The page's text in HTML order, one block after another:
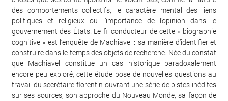
des comportements collectifs, le caractère mental des liens
politiques et religieux ou l’importance de l’opinion dans le
gouvernement des États. Le fil conducteur de cette « biographie
cognitive » est l’enquête de Machiavel : sa manière d’identifier et
construire dans le temps des objets de recherche. Née du constat
que Machiavel constitue un cas historique paradoxalement
encore peu exploré, cette étude pose de nouvelles questions au
travail du secrétaire florentin ouvrant une série de pistes inédites
sur ses sources, son approche du Nouveau Monde, sa façon de